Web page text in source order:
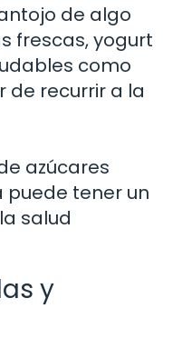
de algo
frescas, yogurt
como
de recurrir a la
azúcares
tener un
salud
y